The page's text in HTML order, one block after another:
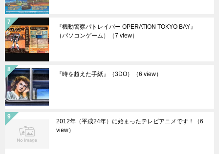
『機動警察パトレイバー OPERATION TOKYO BAY』
（パソコンゲーム）
（7 view）
『時を超えた手紙』（3DO） （6 view）
2012年（平成24年）に始まったテレビアニメです！
（6
view）